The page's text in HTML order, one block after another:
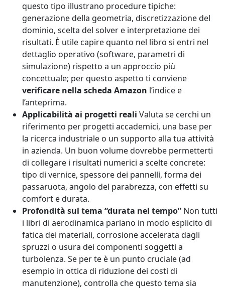
questo tipo illustrano procedure tipiche:
generazione della geometria, discretizzazione del
dominio, scelta del solver e interpretazione dei
risultati. È utile capire quanto nel libro si entri nel
dettaglio operativo (software, parametri di
simulazione) rispetto a un approccio più
concettuale; per questo aspetto ti conviene
verificare nella scheda Amazon l’indice e
l’anteprima.
Applicabilità ai progetti reali Valuta se cerchi un
riferimento per progetti accademici, una base per
la ricerca industriale o un supporto alla tua attività
in azienda. Un buon volume dovrebbe permetterti
di collegare i risultati numerici a scelte concrete:
tipo di vernice, spessore dei pannelli, forma dei
passaruota, angolo del parabrezza, con effetti su
comfort e durata.
Profondità sul tema “durata nel tempo” Non tutti
i libri di aerodinamica parlano in modo esplicito di
fatica dei materiali, corrosione accelerata dagli
spruzzi o usura dei componenti soggetti a
turbolenza. Se per te è un punto cruciale (ad
esempio in ottica di riduzione dei costi di
manutenzione), controlla che questo tema sia